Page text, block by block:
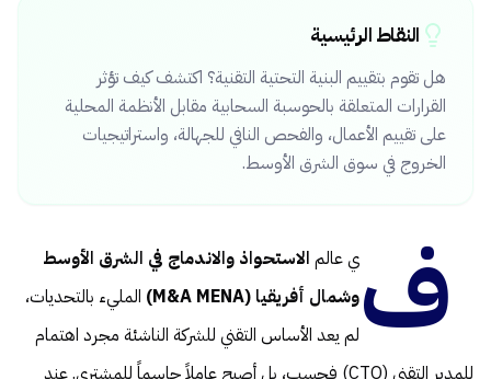
النقاط الرئيسية
هل تقوم بتقييم البنية التحتية التقنية؟ اكتشف كيف تؤثر
القرارات المتعلقة بالحوسبة السحابية مقابل الأنظمة المحلية
على تقييم الأعمال، والفحص النافي للجهالة، واستراتيجيات
الخروج في سوق الشرق الأوسط.
في عالم الاستحواذ والاندماج في الشرق الأوسط
وشمال أفريقيا (M&A MENA)
المليء بالتحديات،
لم يعد الأساس التقني للشركة الناشئة مجرد اهتمام
للمدير التقني (CTO) فحسب، بل أصبح عاملاً حاسماً للمشتري. عند